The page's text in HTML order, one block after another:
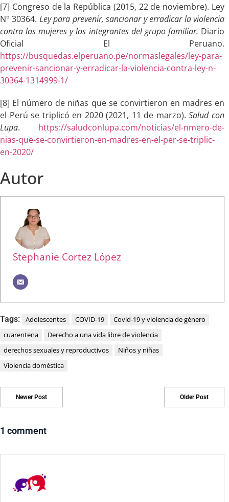
[7] Congreso de la República (2015, 22 de noviembre). Ley
N° 30364. Ley para prevenir, sancionar y erradicar la violencia
contra las mujeres y los integrantes del grupo familiar. Diario
Oficial El Peruano.
https://busquedas.elperuano.pe/normaslegales/ley-para-
prevenir-sancionar-y-erradicar-la-violencia-contra-ley-n-
30364-1314999-1/
[8] El número de niñas que se convirtieron en madres en
el Perú se triplicó en 2020 (2021, 11 de marzo).Salud con
Lupa.
https://saludconlupa.com/noticias/el-nmero-de-
nias-que-se-convirtieron-en-madres-en-el-per-se-triplic-
en-2020/
Autor
Stephanie Cortez López
Tags: Adolescentes COVID-19
Covid-19 y violencia de género
cuarentena
Derecho a una vida libre de violencia
derechos sexuales y reproductivos
Niños y niñas
Violencia doméstica
Newer Post Older Post
1 comment